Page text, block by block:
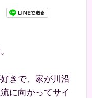
きで、家が川沿
に向かってサイ